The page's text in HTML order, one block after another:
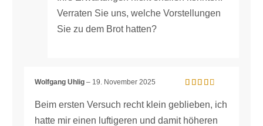
Verraten Sie uns, welche Vorstellungen
Sie zu dem Brot hatten?
mit3
von 5
Wolfgang Uhlig– 19. November 2025
Beim ersten Versuch recht klein geblieben, ich
hatte mir einen luftigeren und damit höheren